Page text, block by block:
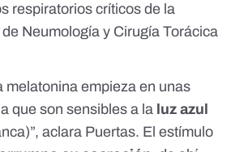
respiratorios críticos de la
Neumología y Cirugía Torácica
melatonina empieza en unas
que son sensibles a la luz azul
aclara Puertas. El estímulo